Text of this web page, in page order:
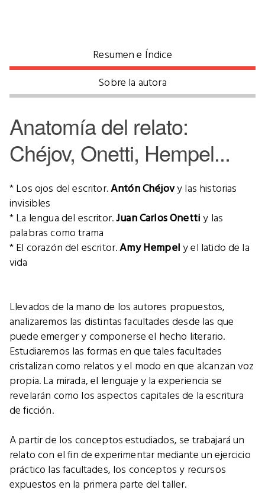
Resumen e Índice
Sobre la autora
Anatomía del relato:
Chéjov, Onetti, Hempel...
* Los ojos del escritor.Antón Chéjovy las historias
invisibles
* La lengua del escritor.Juan Carlos Onettiy las
palabras como trama
* El corazón del escritor.Amy Hempely el latido de la
vida
Llevados de la mano de los autores propuestos,
analizaremos las distintas facultades desde las que
puede emerger y componerse el hecho literario.
Estudiaremos las formas en que tales facultades
cristalizan como relatos y el modo en que alcanzan voz
propia. La mirada, el lenguaje y la experiencia se
revelarán como los aspectos capitales de la escritura
de ficción.
A partir de los conceptos estudiados, se trabajará un
relato con el fin de experimentar mediante un ejercicio
práctico las facultades, los conceptos y recursos
expuestos en la primera parte del taller.